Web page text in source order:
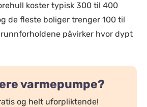
koster typisk 300 til 400
de fleste boliger trenger 100 til
påvirker hvor dypt
varmepumpe?
og helt uforpliktende!